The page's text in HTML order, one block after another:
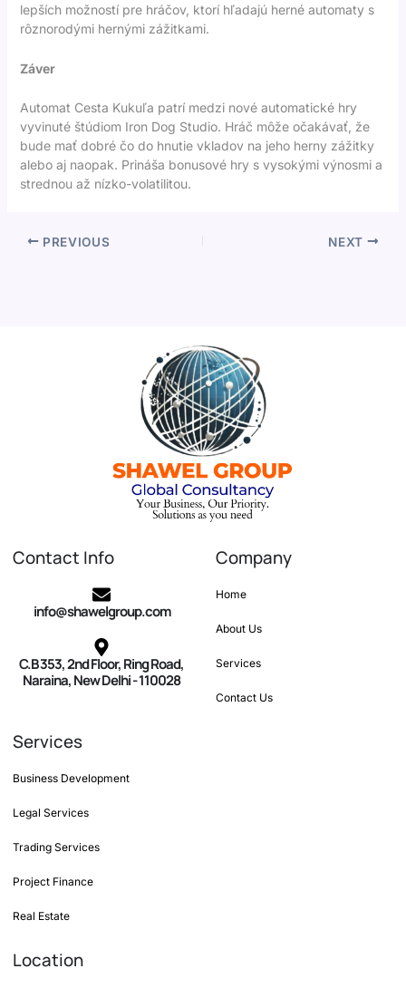
lepších možností pre hráčov, ktorí hľadajú herné automaty s
rôznorodými hernými zážitkami.
Záver
Automat Cesta Kukuľa patrí medzi nové automatické hry
vyvinuté štúdiom Iron Dog Studio. Hráč môže očakávať, že
bude mať dobré čo do hnutie vkladov na jeho herny zážitky
alebo aj naopak. Prináša bonusové hry s vysokými výnosmi a
strednou až nízko-volatilitou.
PREVIOUS NEXT
Contact Info
info@shawelgroup.com
C.B 353, 2nd Floor, Ring Road,
Naraina, New Delhi - 110028
Company
Home
About Us
Services
Contact Us
Services
Business Development
Legal Services
Trading Services
Project Finance
Real Estate
Location